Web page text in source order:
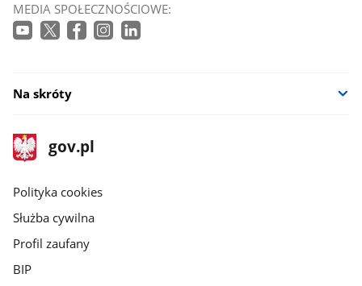
MEDIA SPOŁECZNOŚCIOWE:
Na skróty
stopka
gov.pl
Strona
gov.pl
gov.pl
Polityka cookies
Służba cywilna
Profil zaufany
BIP